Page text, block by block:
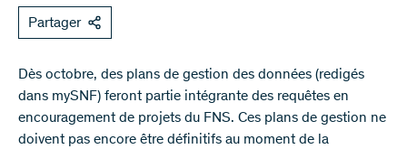
Partager
Dès octobre, des plans de gestion des données (redigés
dans mySNF) feront partie intégrante des requêtes en
encouragement de projets du FNS. Ces plans de gestion ne
doivent pas encore être définitifs au moment de la